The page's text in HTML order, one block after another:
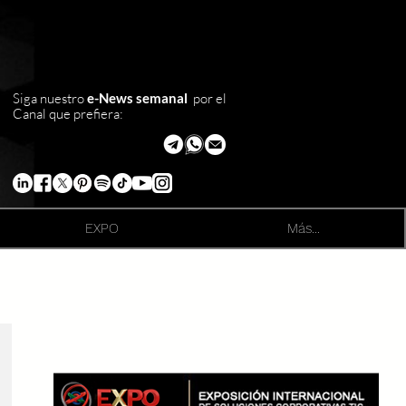
Siga nuestroe-News semanal por el
Canal que prefiera:
EXPO Más...